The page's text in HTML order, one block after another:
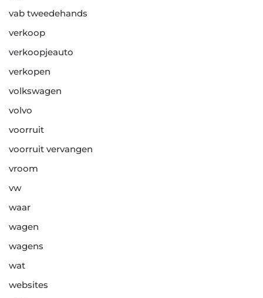
vab tweedehands
verkoop
verkoopjeauto
verkopen
volkswagen
volvo
voorruit
voorruit vervangen
vroom
vw
waar
wagen
wagens
wat
websites